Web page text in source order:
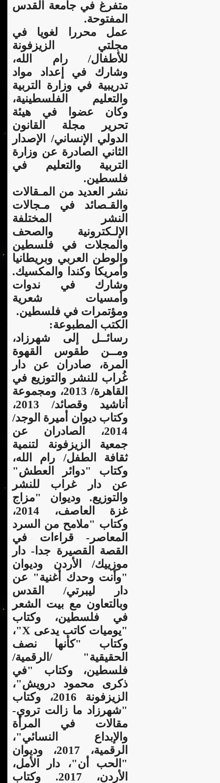
متفرغ في جامعة القدس
المفتوحة.
عمل محررا لغويا في
مجلتي الزيزفونة
للأطفال/ رام الله،
وشارك في إعداد مواد
تدريبية في وزارة التربية
والتعليم الفلسطينية،
وكان عضوا في هيئة
تحرير مجلة القانون
الدولي الإنساني/ الإصدار
الثاني الصادرة عن وزارة
التربية والتعليم في
فلسطين.
نشر العديد من المـقالات
والقـصائد في مـجالات
النشر المختلفة
الإلـكترونية والصحف
والمجلات في فلسطين
والوطن العربي وبريطانيا
وأمريكا وكندا والمكسيك.
وشارك في ندوات
وأمسيات شعرية
ومؤتمرات في فلسطين.
الكتب المطبوعة:
رسائــل إلى شهرزاد،
ومــن طقوس القهوة
المرة، صادران عن دار
غُراب للنشر والتوزيع في
القاهرة/ 2013، ومجموعة
أناشيد وقصائد/ 2013،
وكتاب ديوان أميرة الوجد/
2014، الصادران عن
جمعية الزيزفونة لتنمية
ثقافة الطفل/ رام الله،
وكتاب "دوائر العطش"
عن دار غراب للنشر
والتوزيع. وديوان "مزاج
غزة العاصف، 2014،
وكتاب "ملامح من السرد
المعاصر- قراءات في
القصة القصيرة جدا- دار
موزييك/ الأردن وديوان
"وأنت وحدك أغنية" عن
دار ليبرتي/ القدس
وبالتعاون مع بيت الشعر
في فلسطين، وكتاب
"يوميات كاتب يدعى X"،
وكتاب "كأنها نصف
الحقيقية" /الرقمية/
فلسطين، وكتاب "في
ذكرى محمود درويش"،
الزيزفونة 2016، وكتاب
"شهرزاد ما زالت تروي-
مقالات في المرأة
والإبداع النسائي"،
الرقمية، 2017، وديوان
"الحب أن"، دار الأمل،
الأردن، 2017. وكتاب